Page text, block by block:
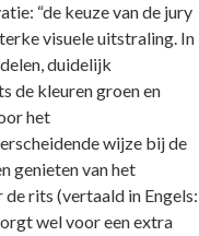
“de keuze van de jury
visuele uitstraling. In
duidelijk
de kleuren groen en
het
wijze bij de
genieten van het
rits (vertaald in Engels:
wel voor een extra